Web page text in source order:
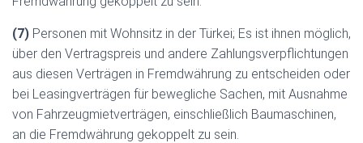
(7) Personen mit Wohnsitz in der Türkei; Es ist ihnen möglich,
über den Vertragspreis und andere Zahlungsverpflichtungen
aus diesen Verträgen in Fremdwährung zu entscheiden oder
bei Leasingverträgen für bewegliche Sachen, mit Ausnahme
von Fahrzeugmietverträgen, einschließlich Baumaschinen,
an die Fremdwährung gekoppelt zu sein.